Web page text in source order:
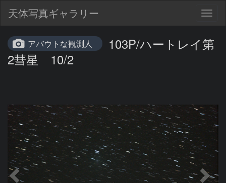
天体写真ギャラリー
アバウトな観測人
103P/ハートレイ第
2彗星 10/2